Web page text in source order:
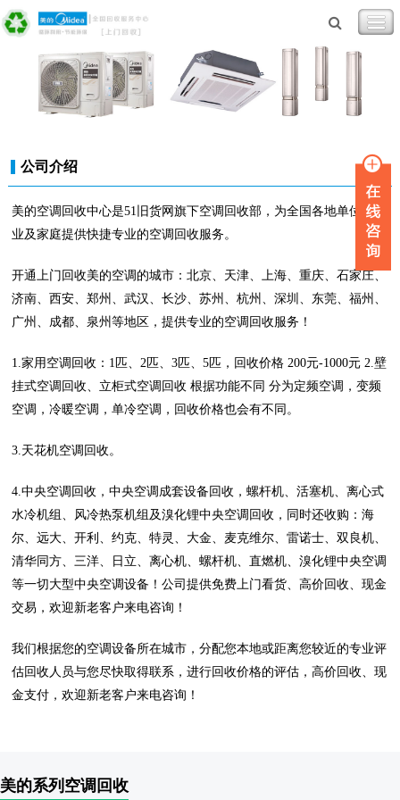
公司介绍
美的空调回收中心是51旧货网旗下空调回收部，为全国各地单位、企
业及家庭提供快捷专业的空调回收服务。
开通上门回收美的空调的城市：北京、天津、上海、重庆、石家庄、
济南、西安、郑州、武汉、长沙、苏州、杭州、深圳、东莞、福州、
广州、成都、泉州等地区，提供专业的空调回收服务！
1.家用空调回收：1匹、2匹、3匹、5匹，回收价格 200元-1000元 2.壁
挂式空调回收、立柜式空调回收 根据功能不同 分为定频空调，变频
空调，冷暖空调，单冷空调，回收价格也会有不同。
3.天花机空调回收。
4.中央空调回收，中央空调成套设备回收，螺杆机、活塞机、离心式
水冷机组、风冷热泵机组及溴化锂中央空调回收，同时还收购：海
尔、远大、开利、约克、特灵、大金、麦克维尔、雷诺士、双良机、
清华同方、三洋、日立、离心机、螺杆机、直燃机、溴化锂中央空调
等一切大型中央空调设备！公司提供免费上门看货、高价回收、现金
交易，欢迎新老客户来电咨询！
我们根据您的空调设备所在城市，分配您本地或距离您较近的专业评
估回收人员与您尽快取得联系，进行回收价格的评估，高价回收、现
金支付，欢迎新老客户来电咨询！
美的系列空调回收